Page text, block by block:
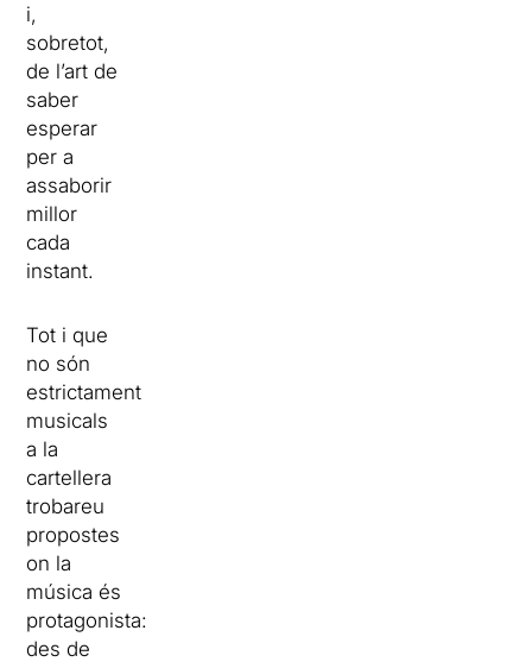
i,
sobretot,
de l’art de
saber
esperar
per a
assaborir
millor
cada
instant.
Tot i que
no són
estrictament
musicals
a la
cartellera
trobareu
propostes
on la
música és
protagonista:
des de